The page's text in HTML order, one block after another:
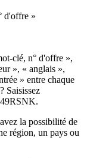
d'offre »
clé, n° d'offre »,
», « anglais »,
» entre chaque
Saisissez
la possibilité de
région, un pays ou